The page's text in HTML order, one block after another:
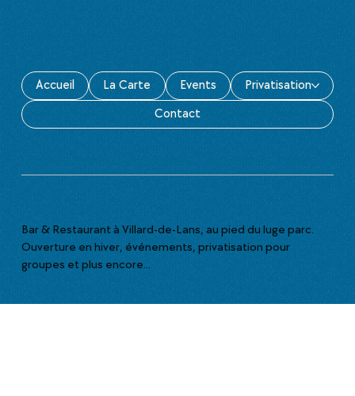
Accueil La Carte Events
Privatisation
Contact
Bar & Restaurant à Villard-de-Lans, au pied du luge parc.
Ouverture en hiver, événements, privatisation pour
groupes et plus encore...